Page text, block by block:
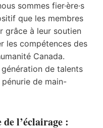
sommes fier·ère·s
que les membres
grâce à leur soutien
les compétences des
Canada.
de talents
de main-
l’éclairage :